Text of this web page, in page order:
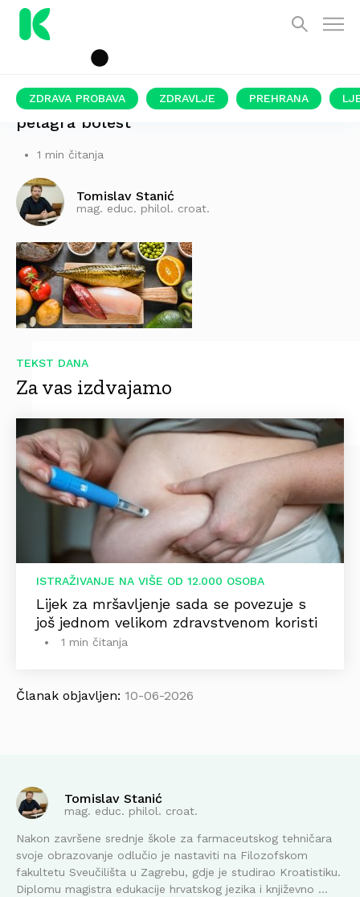
ZDRAVA PROBAVA ZDRAVLJE PREHRANA
pelagra bolest
1 min čitanja
Tomislav Stanić
mag. educ. philol. croat.
TEKST DANA
Za vas izdvajamo
ISTRAŽIVANJE NA VIŠE OD 12.000 OSOBA
Lijek za mršavljenje sada se povezuje s
još jednom velikom zdravstvenom koristi
1 min čitanja
Članak objavljen: 10-06-2026
Tomislav Stanić
mag. educ. philol. croat.
Nakon završene srednje škole za farmaceutskog tehničara
svoje obrazovanje odlučio je nastaviti na Filozofskom
fakultetu Sveučilišta u Zagrebu, gdje je studirao Kroatistiku.
Diplomu magistra edukacije hrvatskog jezika i književno ...